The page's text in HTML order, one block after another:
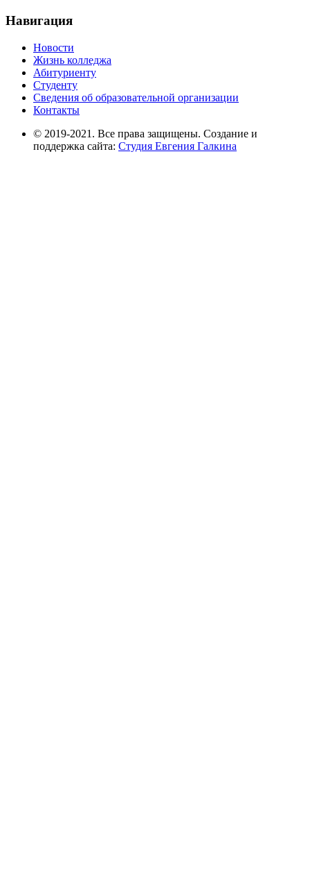
Навигация
Новости
Жизнь колледжа
Абитуриенту
Студенту
Сведения об образовательной организации
Контакты
© 2019-2021. Все права защищены. Создание и
поддержка сайта: Студия Евгения Галкина